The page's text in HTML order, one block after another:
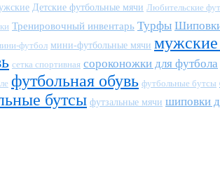
Детские футбольные мячи Любительские
Тренировочный инвентарь Турфы
футбол мини-футбольные мячи мужские
сетка спортивная сороконожки для футбола
футбольная обувь футбольные бутсы
бутсы футзальные мячи шиповки